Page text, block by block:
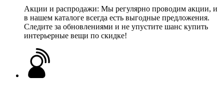
Акции и распродажи: Мы регулярно проводим акции, и
в нашем каталоге всегда есть выгодные предложения.
Следите за обновлениями и не упустите шанс купить
интерьерные вещи по скидке!